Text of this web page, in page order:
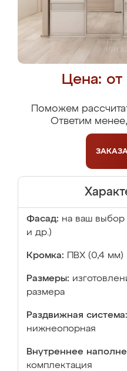
Цена:
Поможем
Ответим
Фасад: на ваш
и др.)
Кромка: ПВХ (0,4 мм)
Размеры:
размера
Раздвижная система:
нижнеопорная
Внутреннее
комплектация